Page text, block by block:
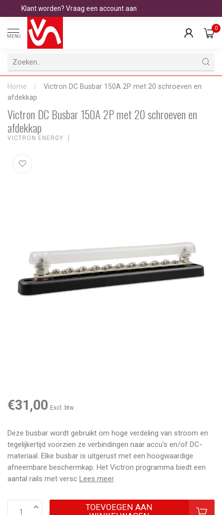
Klant worden? Vraag een account aan
MENU
0
Home /
Victron DC Busbar 150A 2P met 20 schroeven en
afdekkap
Victron DC Busbar 150A 2P met 20 schroeven en
afdekkap
VICTRON ENERGY
€31,00 Excl. btw
Deze busbar wordt gebruikt om hoge verdeling van stroom en
tegelijkertijd voorzien ze verbindingen naar accu's en/of DC-
materiaal. Elke busbar is uitgerust met een hoogwaardige
afneembare beschermkap. Het Victron programma biedt een
aantal rails met versc Lees meer.
TOEVOEGEN AAN